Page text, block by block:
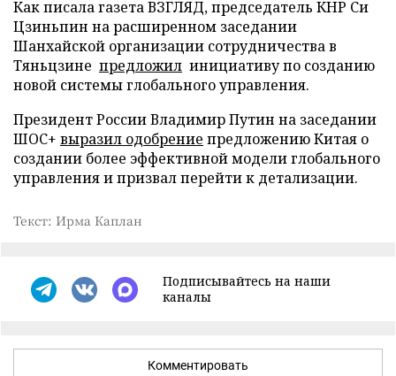
Как писала газета ВЗГЛЯД, председатель КНР Си
Цзиньпин на расширенном заседании
Шанхайской организации сотрудничества в
Тяньцзине предложил инициативу по созданию
новой системы глобального управления.
Президент России Владимир Путин на заседании
ШОС+ выразил одобрение предложению Китая о
создании более эффективной модели глобального
управления и призвал перейти к детализации.
Текст: Ирма Каплан
Подписывайтесь на наши
каналы
Комментировать